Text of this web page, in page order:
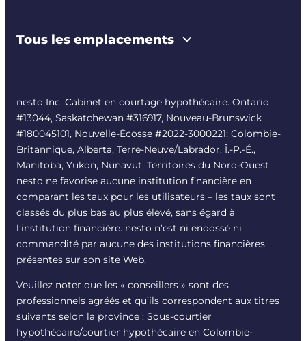
Tous les emplacements
nesto Inc. Cabinet en courtage hypothécaire. Ontario
#13044, Saskatchewan #316917, Nouveau-Brunswick
#180045101, Nouvelle-Écosse #2022-3000221; Colombie-
Britannique, Alberta, Terre-Neuve/Labrador, Î.-P.-É.,
Manitoba, Yukon, Nunavut, Territoires du Nord-Ouest.
nesto ne favorise aucune institution financière en
comparant les taux pour les utilisateurs – les taux sont
classés du plus bas au plus élevé, sans égard à
l’institution financière. nesto n’est ni endossé ni
commandité par aucune des institutions financières
présentes sur son site Web.
Veuillez noter que les « conseillers » sont des
professionnels agréés et qu’ils correspondent aux titres
suivants selon la province : Sous-courtier
hypothécaire/courtier hypothécaire en Colombie-